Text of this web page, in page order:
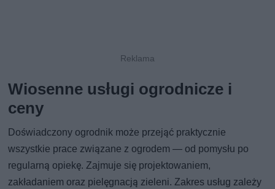
Wiosenne usługi ogrodnicze i
ceny
Doświadczony ogrodnik może przejąć praktycznie
wszystkie prace związane z ogrodem — od pomysłu po
regularną opiekę. Zajmuje się projektowaniem,
zakładaniem oraz pielęgnacją zieleni. Zakres usług zależy